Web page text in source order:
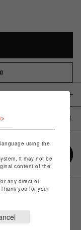
using the
it may not be
content of the
any direct or
you for your